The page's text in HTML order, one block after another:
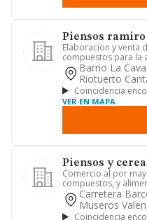
Piensos ramiro
Elaboracion y venta
compuestos para la
animal, cereales y,
Barrio La
Riotuerto
Coincidencia
VER EN MAPA
Piensos y
Comercio al por
compuestos, y
para animales de
Carretera
Museros
Coincidencia